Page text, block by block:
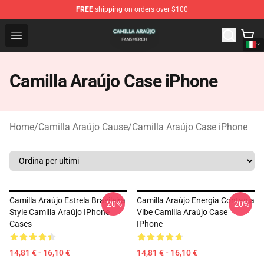
FREE shipping on orders over $100
Open menu
Camilla Araújo Shop - Official Camilla Araújo
Camilla Araújo Case iPhone
Home/Camilla Araújo Cause/Camilla Araújo Case iPhone
Camilla Araújo Estrela Brasileira
Style Camilla Araújo IPhone
Cases
14,81 € - 16,10 €
-20%
Camilla Araújo Energia Contagia
Vibe Camilla Araújo Case
IPhone
14,81 € - 16,10 €
-20%